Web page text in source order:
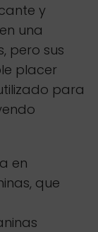
y
una
pero sus
placer
para
en
que